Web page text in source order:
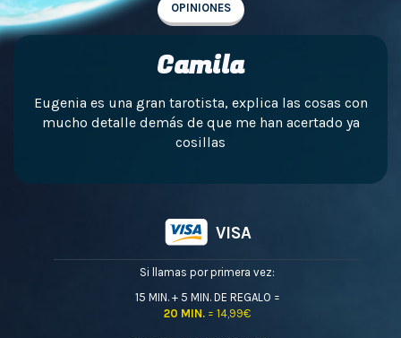
OPINIONES
Camila
Eugenia es una gran tarotista, explica las cosas con
mucho detalle demás de que me han acertado ya
cosillas
VISA
Si llamas por primera vez:
15 MIN. + 5 MIN. DE REGALO =
20 MIN. = 14,99€